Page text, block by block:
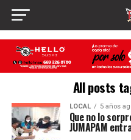
All posts
LOCAL 5 años
Que no lo
JUMAPAM